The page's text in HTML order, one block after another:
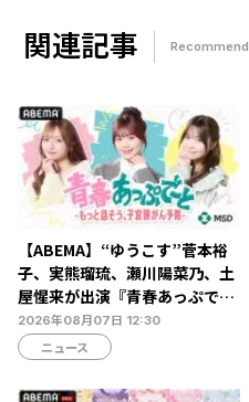
関連記事 Recommend
【ABEMA】“ゆうこす”菅本裕
子、実熊瑠琉、瀬川陽菜乃、土
屋惺来が出演『青春あっぷで～
と -もっと話そう、子宮頸がん
予防-』放送決定…恋愛・人間
関係からカラダの悩みまで本音
トーク
2026年08月07日 12:30
ニュース